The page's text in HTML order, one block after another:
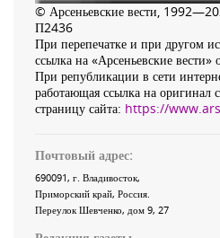
© Арсеньевские вести,
П2436
При перепечатке и при другом
ссылка на «Арсеньевские вести»
При републикации в сети
работающая ссылка на оригинал
страницу сайта: https://
Почтовый адрес:
690091, г. Владивосток,
Приморский край, Россия
Переулок Шевченко, дом 9, 27